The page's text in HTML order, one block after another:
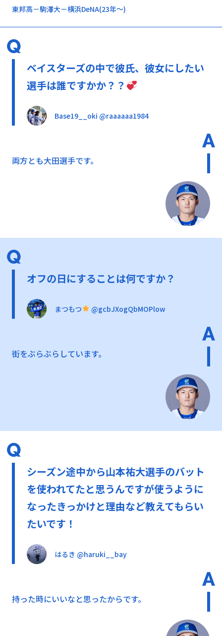
東邦高－駒澤大－横浜DeNA(23年～)
ベイスターズの中で彼氏、彼女にしたい
選手は誰ですかか？？
Base19__oki @raaaaaa1984
両方とも大田選手です。
オフの日にすることは何ですか？
まつもつ @gcbJXogQbMOPlow
街をぶらぶらしています。
シーズン途中から山本祐大選手のバット
を使われてたと思うんですが使うように
なったきっかけと理由など教えてもらい
たいです！
はるき @haruki__bay
持った時にいいなと思ったからです。